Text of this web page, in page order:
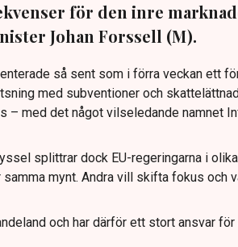
för den inre
Johan Forssell (M).
så sent som i förra veckan ett
med subventioner och
– med det något vilseledande namnet
splittrar dock EU-regeringarna i
mynt. Andra vill skifta fokus och
och har därför ett stort ansvar